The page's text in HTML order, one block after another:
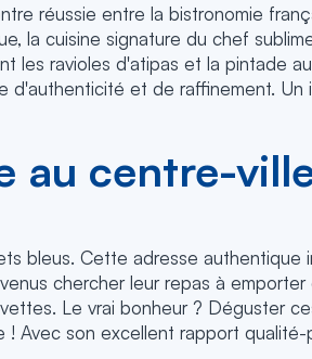
réussie entre la bistronomie
la cuisine signature du chef
les ravioles d'atipas et la pintade
d'authenticité et de raffinement. Un
au centre-
bleus. Cette adresse authentique
chercher leur repas à emporter
Le vrai bonheur ? Déguster
! Avec son excellent rapport qualité-